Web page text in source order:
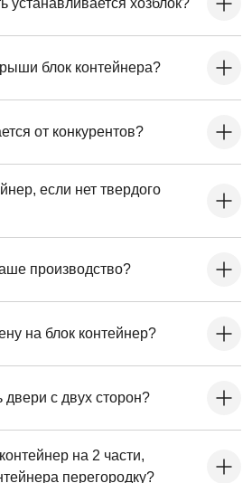
устанавливается хозблок?
блок контейнера?
от конкурентов?
если нет твердого
производство?
на блок контейнер?
с двух сторон?
на 2 части,
перегородку?